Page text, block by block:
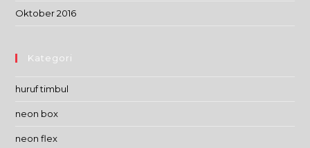
Oktober 2016
Kategori
huruf timbul
neon box
neon flex